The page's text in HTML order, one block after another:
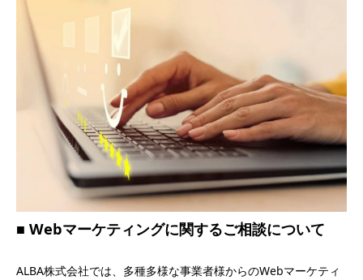
Webマーケティングに関するご相談について
ALBA株式会社では、多種多様な事業者様からのWebマーケティ